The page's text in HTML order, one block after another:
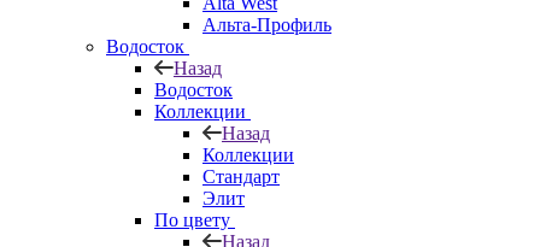
Альта-Профиль
Водосток
Назад
Водосток
Коллекции
Назад
Коллекции
Стандарт
Элит
По цвету
Назад